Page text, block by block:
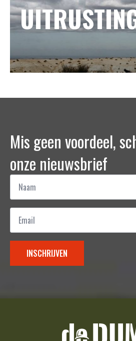
Mis geen voordeel,
onze nieuwsbrief
Naam
Email
INSCHRIJVEN